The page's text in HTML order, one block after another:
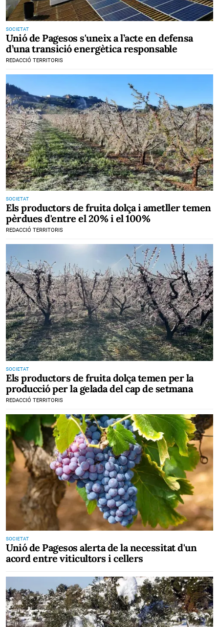
SOCIETAT
Unió de Pagesos s'uneix a l’acte en defensa
d’una transició energètica responsable
REDACCIÓ TERRITORIS
SOCIETAT
Els productors de fruita dolça i ametller temen
pèrdues d'entre el 20% i el 100%
REDACCIÓ TERRITORIS
SOCIETAT
Els productors de fruita dolça temen per la
producció per la gelada del cap de setmana
REDACCIÓ TERRITORIS
SOCIETAT
Unió de Pagesos alerta de la necessitat d'un
acord entre viticultors i cellers